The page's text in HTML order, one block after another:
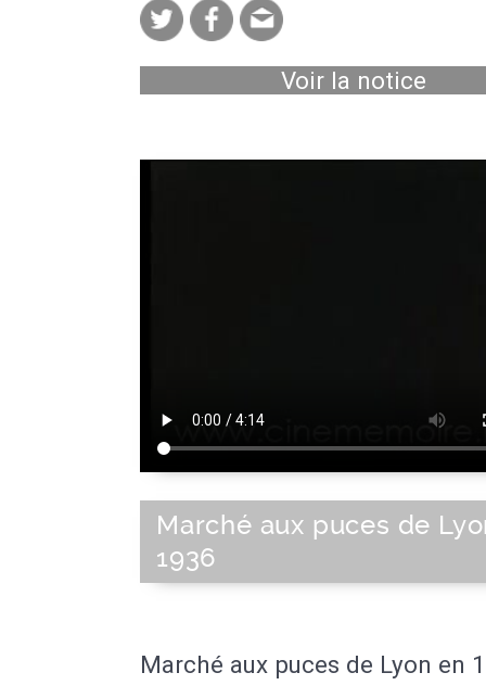
Voir la notice
Marché aux puces de
1936
Marché aux puces de Lyon en